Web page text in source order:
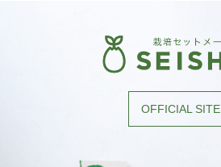
OFFICIAL SITE